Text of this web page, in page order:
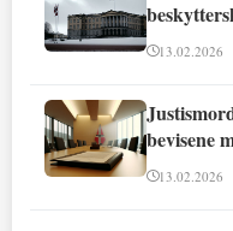
13.02.2026
bevisene
13.02.2026